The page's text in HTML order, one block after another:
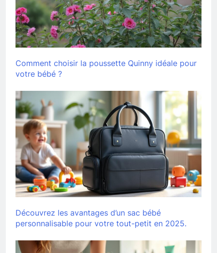
Comment choisir la poussette Quinny idéale pour
votre bébé ?
Découvrez les avantages d’un sac bébé
personnalisable pour votre tout-petit en 2025.